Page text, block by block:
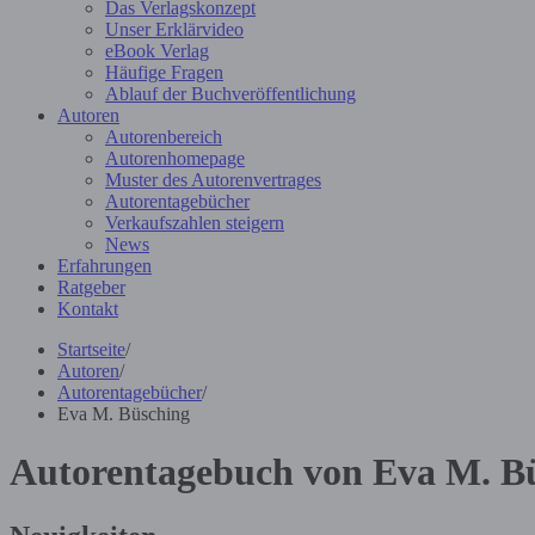
Das Verlagskonzept
Unser Erklärvideo
eBook Verlag
Häufige Fragen
Ablauf der Buchveröffentlichung
Autoren
Autorenbereich
Autorenhomepage
Muster des Autorenvertrages
Autorentagebücher
Verkaufszahlen steigern
News
Erfahrungen
Ratgeber
Kontakt
Startseite/
Autoren/
Autorentagebücher/
Eva M. Büsching
Autorentagebuch von Eva M.